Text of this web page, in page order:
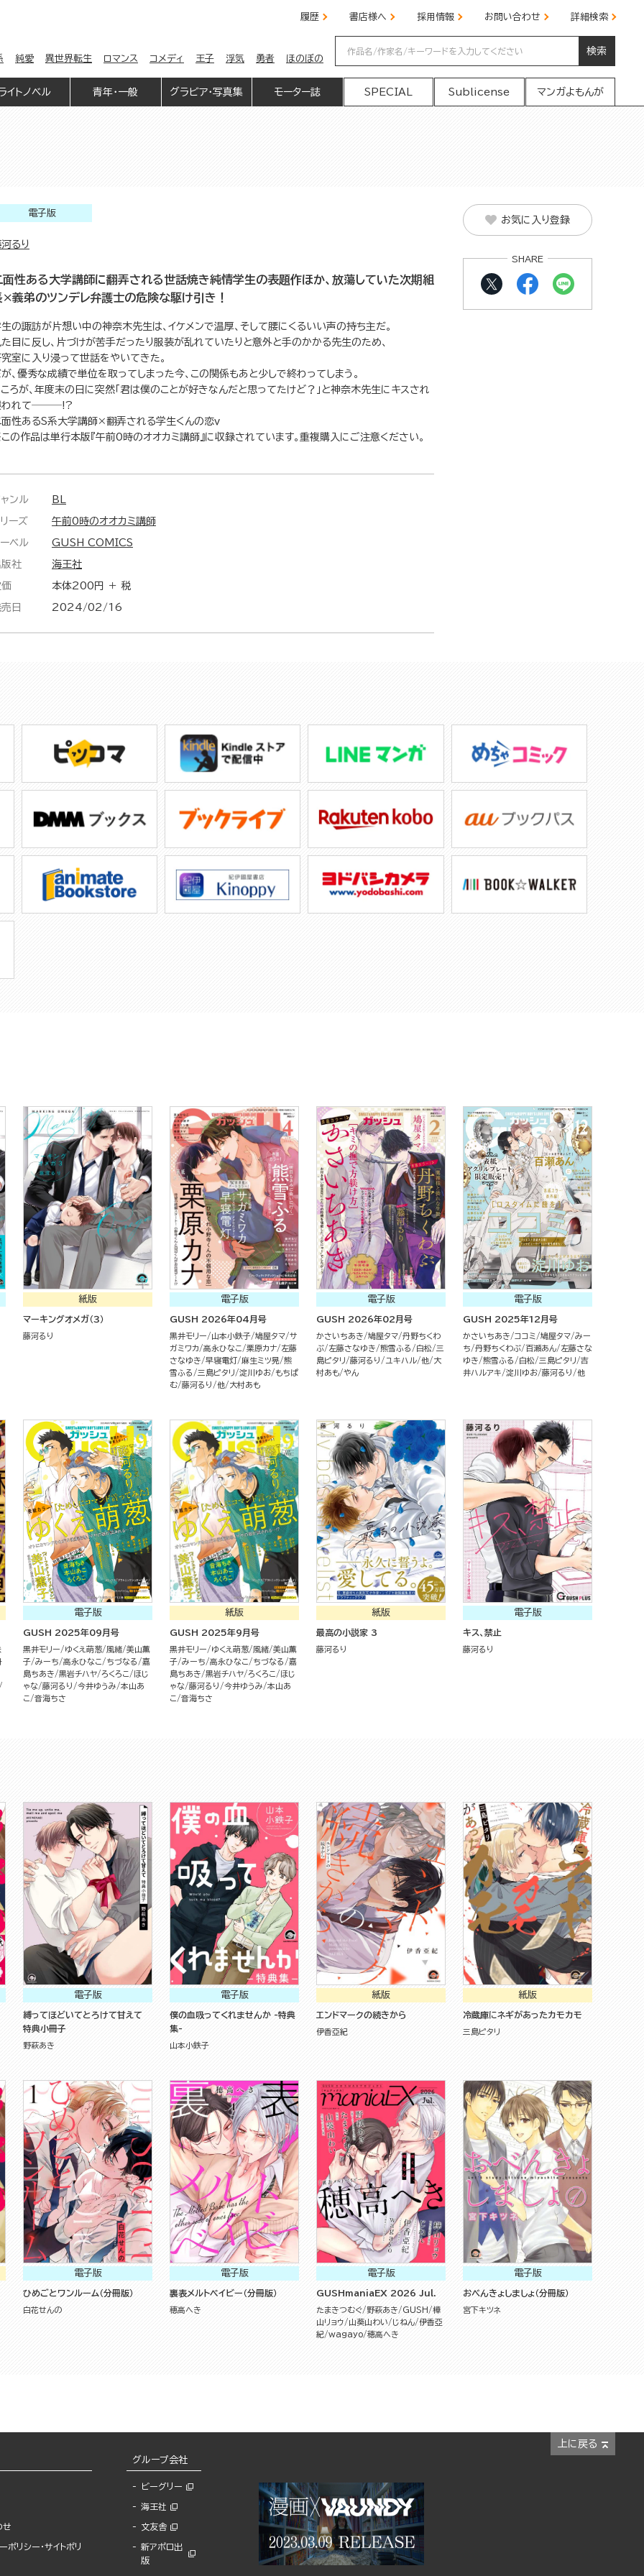
履歴 書店様へ 採用情報 お問い合わせ 詳細検索
純愛 異世界転生 ロマンス コメディ 王子 浮気 勇者 ほのぼの
検索
イトノベル 青年・一般 グラビア・写真集 モーター誌 SPECIAL Sublicense マンガよもんが
電子版
るり
面性ある大学講師に翻弄される世話焼き純情学生の表題作ほか、放蕩していた次期組
×義弟のツンデレ弁護士の危険な駆け引き！
の諏訪が片想い中の神奈木先生は、イケメンで温厚、そして腰にくるいい声の持ち主だ。
目に反し、片づけが苦手だったり服装が乱れていたりと意外と手のかかる先生のため、
室に入り浸って世話をやいてきた。
、優秀な成績で単位を取ってしまった今、この関係もあと少しで終わってしまう。
ろが、年度末の日に突然「君は僕のことが好きなんだと思ってたけど？」と神奈木先生にキスされ
われて───!?
性あるS系大学講師×翻弄される学生くんの恋ｖ
の作品は単行本版『午前0時のオオカミ講師』に収録されています。重複購入にご注意ください。
ンル BL
ーズ 午前0時のオオカミ講師
ベル GUSH COMICS
社 海王社
本体200円 ＋ 税
日 2024/02/16
お気に入り登録
SHARE
紙版
マーキングオメガ（３）
藤河るり
電子版
GUSH 2026年04月号
黒井モリー 山本小鉄子 鳩屋タマ サ
ガミワカ
高永ひなこ 栗原カナ
左藤
さなゆき
早寝電灯 麻生ミツ晃 熊
雪ふる
三島ピタリ 淀川ゆお もちぱ
む 藤河るり 他 大村あも
電子版
GUSH 2026年02月号
かさいちあき 鳩屋タマ 丹野ちくわ
ぶ
左藤さなゆき 熊雪ふる 白松 三
島ピタリ
藤河るり ユキハル 他
大
村あも やん
電子版
GUSH 2025年12月号
かさいちあき ココミ 鳩屋タマ みー
ち
丹野ちくわぶ 百瀬あん
左藤さな
ゆき
熊雪ふる 白松 三島ピタリ
吉
井ハルアキ
淀川ゆお 藤河るり 他
電子版
GUSH 2025年09月号
黒井モリー ゆくえ萌葱 風緒 美山薫
子 みーち 高永ひなこ ちづなる
嘉
島ちあき
黒岩チハヤ ろくろこ
ほじ
ゃな 藤河るり 今井ゆうみ
本山あ
こ
音海ちさ
紙版
GUSH 2025年9月号
黒井モリー ゆくえ萌葱 風緒 美山薫
子 みーち 高永ひなこ ちづなる
嘉
島ちあき
黒岩チハヤ ろくろこ
ほじ
ゃな 藤河るり 今井ゆうみ
本山あ
こ
音海ちさ
紙版
最高の小説家 3
藤河るり
電子版
キス、禁止
藤河るり
電子版
縛ってほどいてとろけて甘えて
特典小冊子
野萩あき
電子版
僕の血吸ってくれませんか -特典
集-
山本小鉄子
紙版
エンドマークの続きから
伊香亞紀
紙版
冷蔵庫にネギがあったカモカモ
三島ピタリ
電子版
ひめごとワンルーム（分冊版）
白花せんの
電子版
裏表メルトベイビー（分冊版）
穂高へき
電子版
GUSHmaniaEX 2026 Jul.
たまきつむぐ 野萩あき GUSH
樺
山リョウ
山葵山わい じねん 伊香亞
紀
wagayo 穂高へき
電子版
おべんきょしましょ（分冊版）
宮下キツネ
上に戻る
せ
ポリシー・サイトポリ
グループ会社
ビーグリー
海王社
文友舎
新アポロ出
版